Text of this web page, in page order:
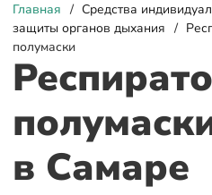
Главная / Средства
защиты органов дыхания /
полумаски
в Самаре